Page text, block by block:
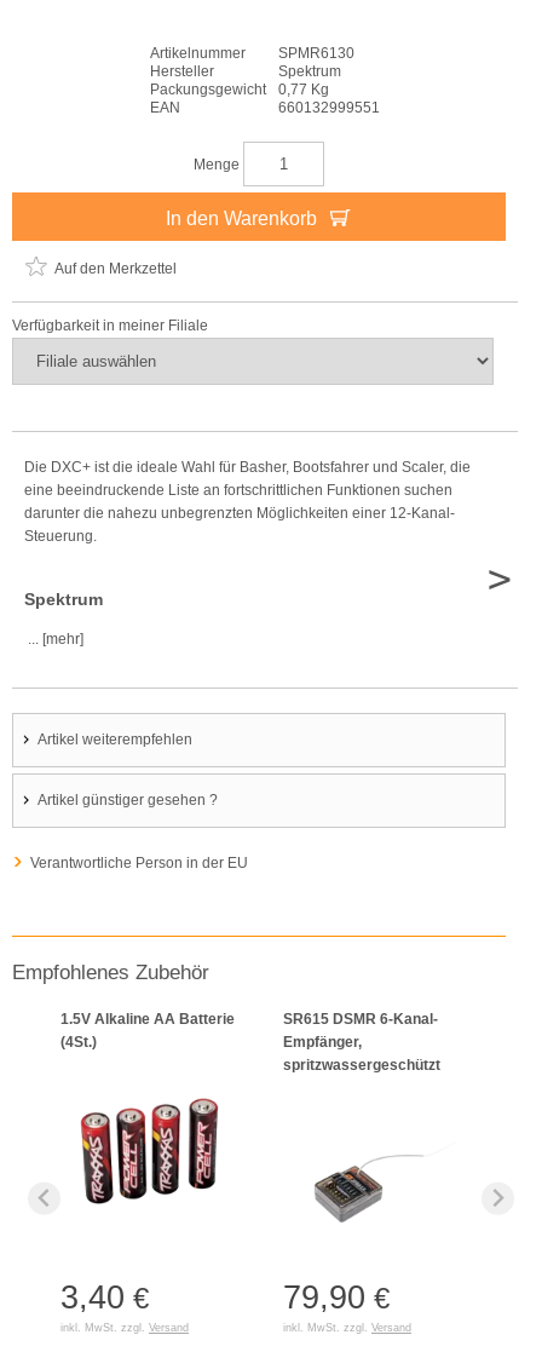
Artikelnummer
SPMR6130
Hersteller
Spektrum
Packungsgewicht
0,77 Kg
EAN
660132999551
Menge
In den Warenkorb
Auf den Merkzettel
Verfügbarkeit in meiner Filiale
Die DXC+ ist die ideale Wahl für Basher, Bootsfahrer und Scaler, die
eine beeindruckende Liste an fortschrittlichen Funktionen suchen
darunter die nahezu unbegrenzten Möglichkeiten einer 12-Kanal-
Steuerung.
Spektrum
... [mehr]
>
Artikel weiterempfehlen
Artikel günstiger gesehen ?
Verantwortliche Person in der EU
Empfohlenes Zubehör
1.5V Alkaline AA Batterie
(4St.)
3,40 €
inkl. MwSt. zzgl. Versand
SR615 DSMR 6-Kanal-
Empfänger,
spritzwassergeschützt
79,90 €
inkl. MwSt. zzgl. Versand